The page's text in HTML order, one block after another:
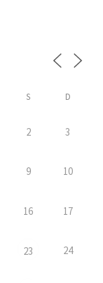
S D
2 3
9 10
16 17
23 24